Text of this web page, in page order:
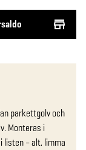
parkettgolv och
Monteras i
listen – alt. limma